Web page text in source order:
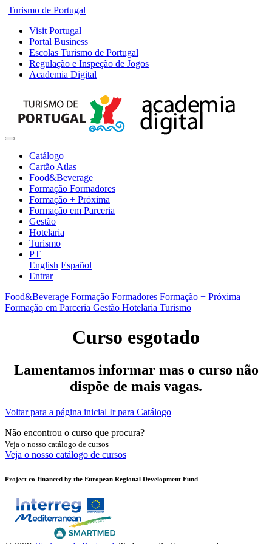
Turismo de Portugal
Visit Portugal
Portal Business
Escolas Turismo de Portugal
Regulação e Inspeção de Jogos
Academia Digital
Catálogo
Cartão Atlas
Food&Beverage
Formação Formadores
Formação + Próxima
Formação em Parceria
Gestão
Hotelaria
Turismo
PT
English Español
Entrar
Food&Beverage Formação Formadores Formação + Próxima
Formação em Parceria Gestão Hotelaria Turismo
Curso esgotado
Lamentamos informar mas o curso não
dispõe de mais vagas.
Voltar para a página inicial Ir para Catálogo
Não encontrou o curso que procura?
Veja o nosso catálogo de cursos
Veja o nosso catálogo de cursos
Project co-financed by the European Regional Development Fund